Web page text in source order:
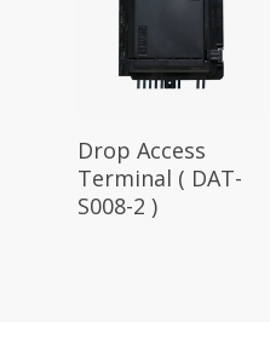
Drop Access
Terminal ( DAT-
S008-2 )